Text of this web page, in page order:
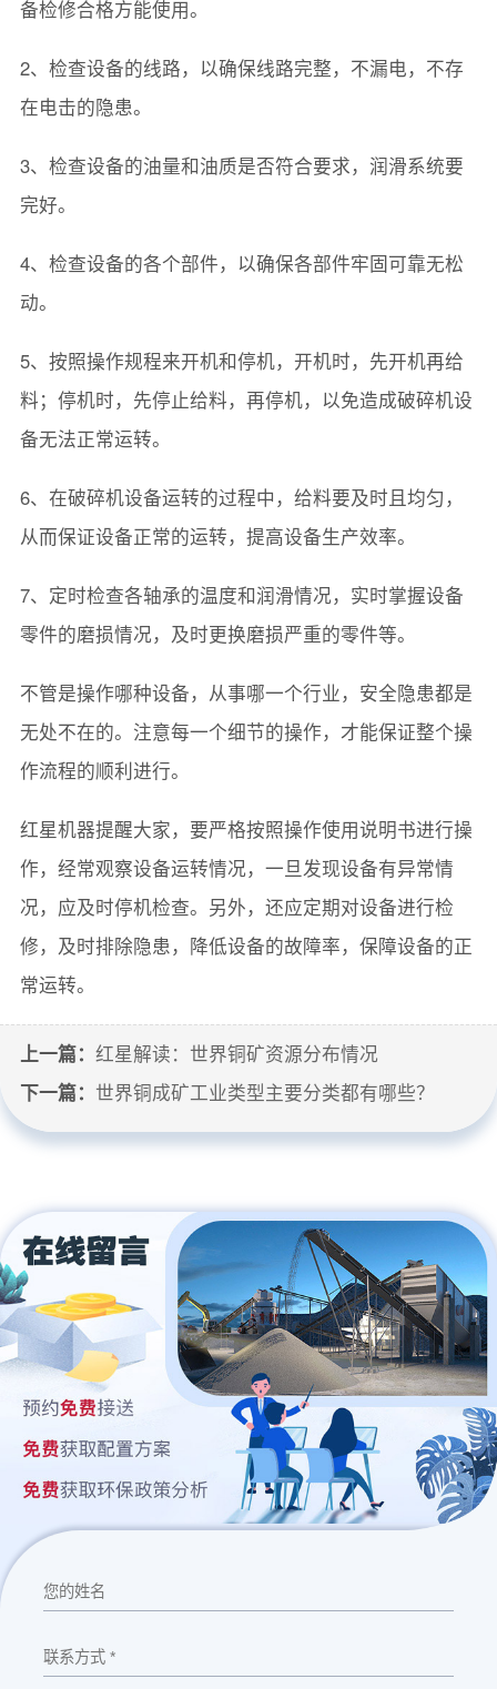
备检修合格方能使用。
2、检查设备的线路，以确保线路完整，不漏电，不存
在电击的隐患。
3、检查设备的油量和油质是否符合要求，润滑系统要
完好。
4、检查设备的各个部件，以确保各部件牢固可靠无松
动。
5、按照操作规程来开机和停机，开机时，先开机再给
料；停机时，先停止给料，再停机，以免造成破碎机设
备无法正常运转。
6、在破碎机设备运转的过程中，给料要及时且均匀，
从而保证设备正常的运转，提高设备生产效率。
7、定时检查各轴承的温度和润滑情况，实时掌握设备
零件的磨损情况，及时更换磨损严重的零件等。
不管是操作哪种设备，从事哪一个行业，安全隐患都是
无处不在的。注意每一个细节的操作，才能保证整个操
作流程的顺利进行。
红星机器提醒大家，要严格按照操作使用说明书进行操
作，经常观察设备运转情况，一旦发现设备有异常情
况，应及时停机检查。另外，还应定期对设备进行检
修，及时排除隐患，降低设备的故障率，保障设备的正
常运转。
上一篇： 红星解读：世界铜矿资源分布情况
下一篇： 世界铜成矿工业类型主要分类都有哪些？